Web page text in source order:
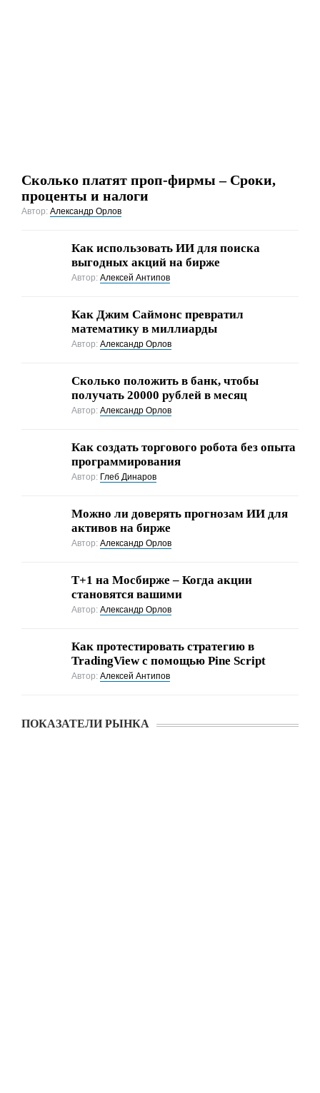
Сколько платят проп-фирмы – Сроки,
проценты и налоги
Автор:Александр Орлов
Как использовать ИИ для поиска
выгодных акций на бирже
Автор:Алексей Антипов
Как Джим Саймонс превратил
математику в миллиарды
Автор:Александр Орлов
Сколько положить в банк, чтобы
получать 20000 рублей в месяц
Автор:Александр Орлов
Как создать торгового робота без опыта
программирования
Автор: Глеб Динаров
Можно ли доверять прогнозам ИИ для
активов на бирже
Автор:Александр Орлов
Т+1 на Мосбирже – Когда акции
становятся вашими
Автор:Александр Орлов
Как протестировать стратегию в
TradingView с помощью Pine Script
Автор:Алексей Антипов
ПОКАЗАТЕЛИ РЫНКА